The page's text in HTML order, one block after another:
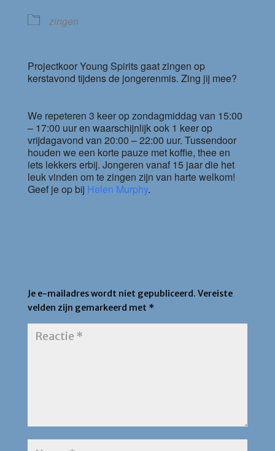
zingen
Projectkoor Young Spirits gaat zingen op
kerstavond tijdens de jongerenmis. Zing jij mee?
We repeteren 3 keer op zondagmiddag van 15:00
– 17:00 uur en waarschijnlijk ook 1 keer op
vrijdagavond van 20:00 – 22:00 uur. Tussendoor
houden we een korte pauze met koffie, thee en
iets lekkers erbij. Jongeren vanaf 15 jaar die het
leuk vinden om te zingen zijn van harte welkom!
Geef je op bij Helen Murphy.
Je e-mailadres wordt niet gepubliceerd. Vereiste
velden zijn gemarkeerd met *